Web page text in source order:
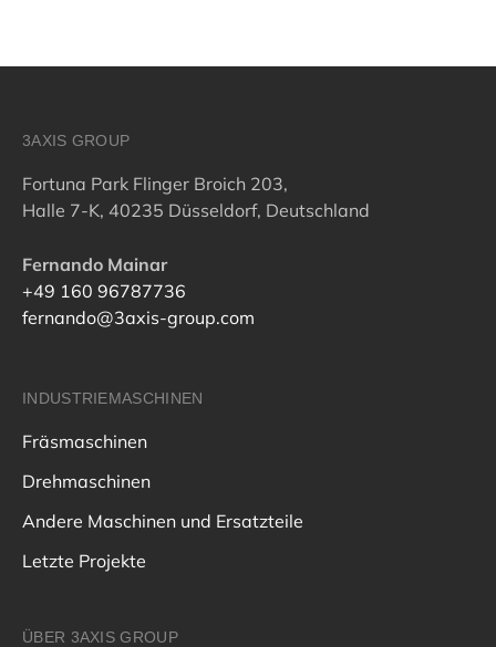
3AXIS GROUP
Fortuna Park Flinger Broich 203,
Halle 7-K, 40235 Düsseldorf, Deutschland
Fernando Mainar
+49 160 96787736
fernando@3axis-group.com
INDUSTRIEMASCHINEN
Fräsmaschinen
Drehmaschinen
Andere Maschinen und Ersatzteile
Letzte Projekte
ÜBER 3AXIS GROUP